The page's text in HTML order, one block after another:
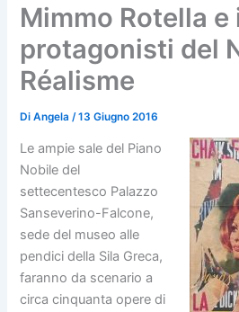
Mimmo Rotella e
protagonisti del
Réalisme
DiAngela/13 Giugno 2016
Le ampie sale del Piano
Nobile del
settecentesco Palazzo
Sanseverino-Falcone,
sede del museo alle
pendici della Sila Greca,
faranno da scenario a
circa cinquanta opere di